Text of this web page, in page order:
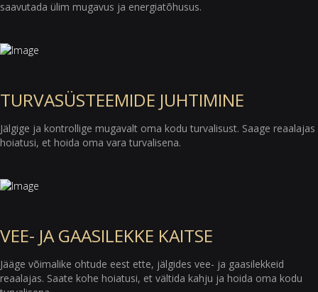
saavutada ülim mugavus ja energiatõhusus.
TURVASÜSTEEMIDE JUHTIMINE
Jälgige ja kontrollige mugavalt oma kodu turvalisust. Saage reaalajas
hoiatusi, et hoida oma vara turvalisena.
VEE- JA GAASILEKKE KAITSE
Jääge võimalike ohtude eest ette, jälgides vee- ja gaasilekkeid
reaalajas. Saate kohe hoiatusi, et vältida kahju ja hoida oma kodu